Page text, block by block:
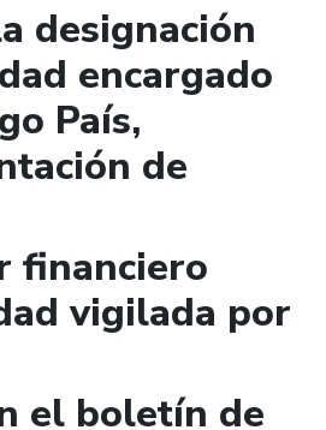
designación
encargado
País,
de
financiero
vigilada por
el boletín de